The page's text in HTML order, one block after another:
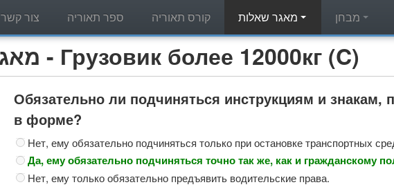
קורס תאוריה ספר תאוריה צור קשר
מאגר שאלות תאוריה - Грузовик более 12000кг (C)
Обязательно ли подчиняться инструкциям и
в форме?
Нет, ему обязательно подчиняться только при остановке транспортных
Да, ему обязательно подчиняться точно так же, как и гражданскому
Нет, ему только обязательно предъявить водительские права.